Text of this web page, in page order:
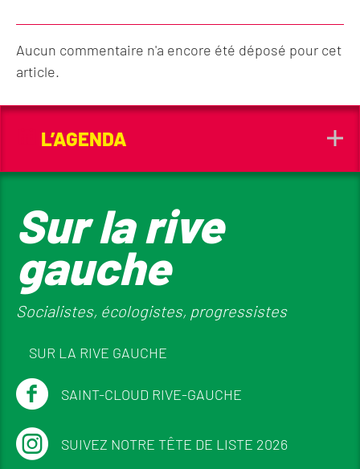
Aucun commentaire n'a encore été déposé pour cet
article.
L’AGENDA
Sur la rive
gauche
Socialistes, écologistes, progressistes
SUR LA RIVE GAUCHE
SAINT-CLOUD RIVE-GAUCHE
SUIVEZ NOTRE TÊTE DE LISTE 2026